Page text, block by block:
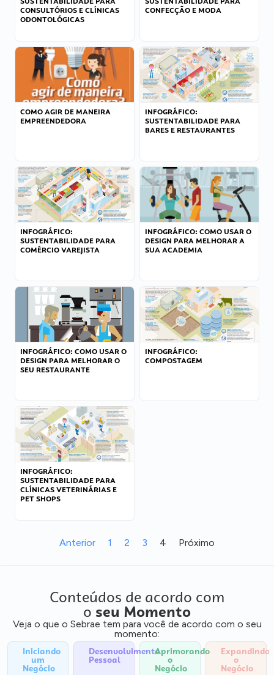
CONSULTÓRIOS E CLÍNICAS
ODONTOLÓGICAS
CONFECÇÃO E MODA
COMO AGIR DE MANEIRA
EMPREENDEDORA
INFOGRÁFICO:
SUSTENTABILIDADE PARA
BARES E RESTAURANTES
INFOGRÁFICO:
SUSTENTABILIDADE PARA
COMÉRCIO VAREJISTA
INFOGRÁFICO: COMO USAR O
DESIGN PARA MELHORAR A
SUA ACADEMIA
INFOGRÁFICO: COMO USAR O
DESIGN PARA MELHORAR O
SEU RESTAURANTE
INFOGRÁFICO:
COMPOSTAGEM
INFOGRÁFICO:
SUSTENTABILIDADE PARA
CLÍNICAS VETERINÁRIAS E
PET SHOPS
Anterior 1 2 3 4 Próximo
Conteúdos de acordo com
o seu Momento
Veja o que o Sebrae tem para você de acordo com o seu
momento:
Iniciando
um
Negócio
Desenvolvimento
Pessoal
Aprimorando
o
Negócio
Expandindo
o
Negócio